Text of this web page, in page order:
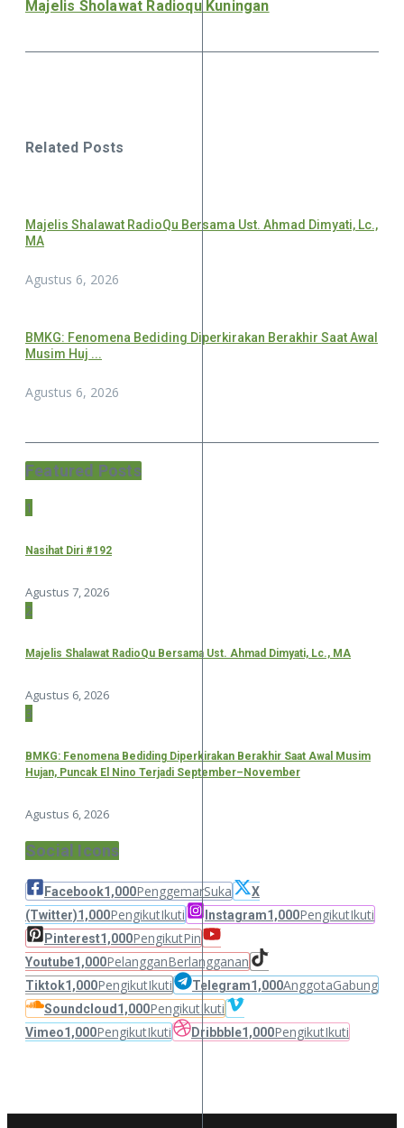
Majelis Sholawat Radioqu Kuningan
Related Posts
Majelis Shalawat RadioQu Bersama Ust. Ahmad Dimyati, Lc.,
MA
Agustus 6, 2026
BMKG: Fenomena Bediding Diperkirakan Berakhir Saat Awal
Musim Huj ...
Agustus 6, 2026
Featured Posts
1
Nasihat Diri #192
Agustus 7, 2026
2
Majelis Shalawat RadioQu Bersama Ust. Ahmad Dimyati, Lc., MA
Agustus 6, 2026
3
BMKG: Fenomena Bediding Diperkirakan Berakhir Saat Awal Musim
Hujan, Puncak El Nino Terjadi September–November
Agustus 6, 2026
Social Icons
Facebook1,000PenggemarSuka
X
(Twitter)1,000PengikutIkuti Instagram1,000PengikutIkuti
Pinterest1,000PengikutPin
Youtube1,000PelangganBerlangganan
Tiktok1,000PengikutIkuti Telegram1,000AnggotaGabung
Soundcloud 1,000PengikutIkuti
Vimeo1,000PengikutIkuti Dribbble1,000PengikutIkuti